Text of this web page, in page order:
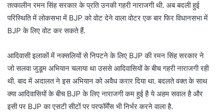
तत्कालीन रमन सिंह सरकार के प्रति उनकी गहरी नाराजगी थी. अब बदली हुई
परिस्थिति में लोकसभा में BJP को वोट देने वाला वोटर एक बार फिर विधानसभा में
BJP के लिए वोट कर सकते हैं.
आदिवासी इलाकों में नक्सलियों से निपटने के लिए BJP की रमन सिंह सरकार ने
जो सलवा जुडूम अभियान चलाया था उससे आदिवासियों के बीच गहरी नाराजगी रही
थी. बाद में अदालत ने इस अभियान को अवैध करार दिया था. बदलते वक्त के साथ
क्या आदिवासियों के बीच BJP के लिए नाराजगी कम हुई है ये अहम सवाल है और
इसी पर BJP का एसटी सीटों पर परफॉर्मेंस भी निर्भर करने वाला है.